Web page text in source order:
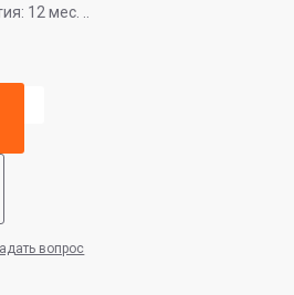
12 мес. ..
вопрос